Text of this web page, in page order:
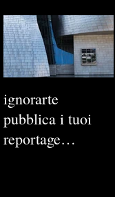
ignorarte
pubblica i tuoi
reportage